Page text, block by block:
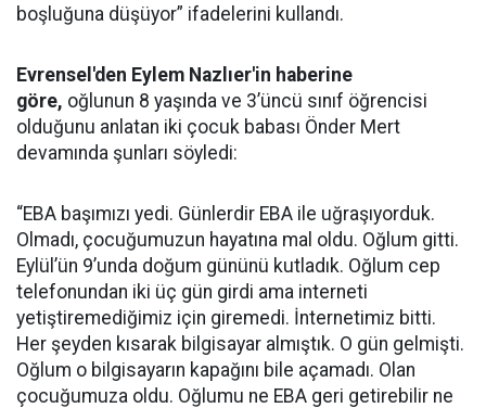
boşluğuna düşüyor” ifadelerini kullandı.
Evrensel'den Eylem Nazlıer'in haberine
göre, oğlunun 8 yaşında ve 3’üncü sınıf öğrencisi
olduğunu anlatan iki çocuk babası Önder Mert
devamında şunları söyledi:
“EBA başımızı yedi. Günlerdir EBA ile uğraşıyorduk.
Olmadı, çocuğumuzun hayatına mal oldu. Oğlum gitti.
Eylül’ün 9’unda doğum gününü kutladık. Oğlum cep
telefonundan iki üç gün girdi ama interneti
yetiştiremediğimiz için giremedi. İnternetimiz bitti.
Her şeyden kısarak bilgisayar almıştık. O gün gelmişti.
Oğlum o bilgisayarın kapağını bile açamadı. Olan
çocuğumuza oldu. Oğlumu ne EBA geri getirebilir ne